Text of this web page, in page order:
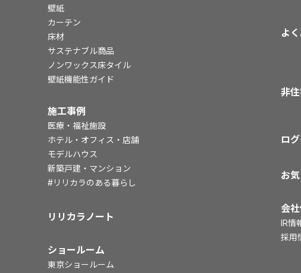
壁紙
カーテン
床材
サステナブル商品
ノンワックス床タイル
壁紙機能性ガイド
施工事例
医療・福祉施設
ホテル・オフィス・店舗
モデルハウス
新築戸建・マンション
#リリカラのある暮らし
リリカラノート
ショールーム
東京ショールーム
よ
非
ロ
お
会
IR情
採用